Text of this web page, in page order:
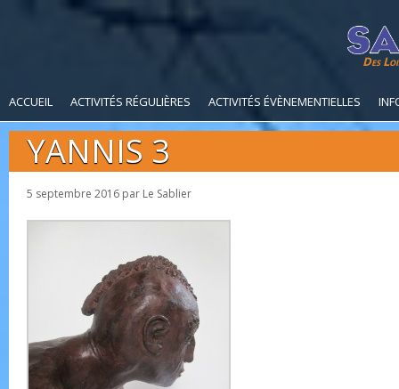
Des
ACCUEIL ACTIVITÉS RÉGULIÈRES ACTIVITÉS ÉVÈNEMENTIELLES
YANNIS 3
5 septembre 2016 par Le Sablier